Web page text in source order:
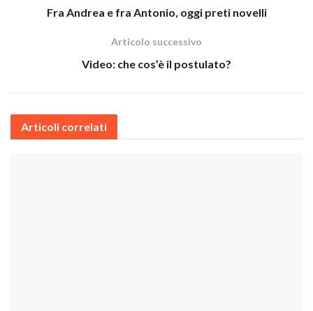
Fra Andrea e fra Antonio, oggi preti novelli
Articolo successivo
Video: che cos’è il postulato?
Articoli correlati